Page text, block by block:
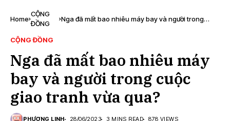
Home
CỘNG
ĐỒNG
Nga đã mất bao nhiêu máy bay và người trong
CỘNG ĐỒNG
Nga đã mất bao nhiêu máy
bay và người trong cuộc
giao tranh vừa qua?
PHƯƠNG LINH 28/06/2023 3 MINS READ 878 VIEWS